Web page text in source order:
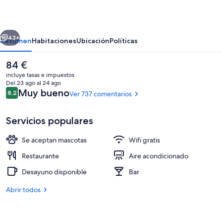
Restaurante
Siguiente
43+
ResumenHabitacionesUbicaciónPolíticas
El
precio
actual
es
de
84 €
incluye tasas e impuestos
Del 23 ago al 24 ago
Comentarios
8,28,2 de 10
Muy buenoVer 737 comentarios
Servicios populares
Se aceptan mascotas
Wifi gratis
Restaurante
Aire acondicionado
Desayuno disponible
Bar
Abrir todos